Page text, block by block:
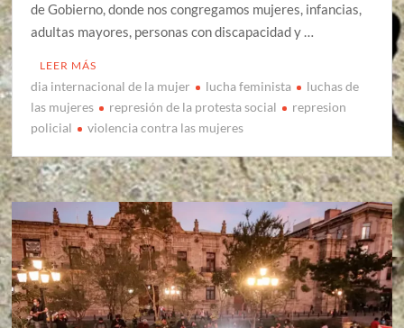
de Gobierno, donde nos congregamos mujeres, infancias,
adultas mayores, personas con discapacidad y …
LEER MÁS
dia internacional de la mujer lucha feminista
luchas de
las mujeres
represión de la protesta social
represion
policial
violencia contra las mujeres